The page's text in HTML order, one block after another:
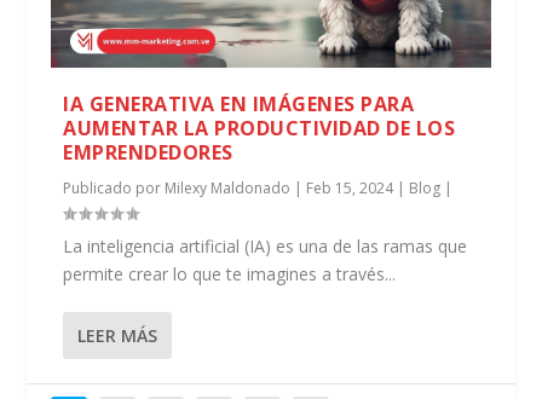
IA GENERATIVA EN IMÁGENES PARA
AUMENTAR LA PRODUCTIVIDAD DE LOS
EMPRENDEDORES
Publicado por Milexy Maldonado | Feb 15, 2024| Blog |
La inteligencia artificial (IA) es una de las ramas que
permite crear lo que te imagines a través...
LEER MÁS